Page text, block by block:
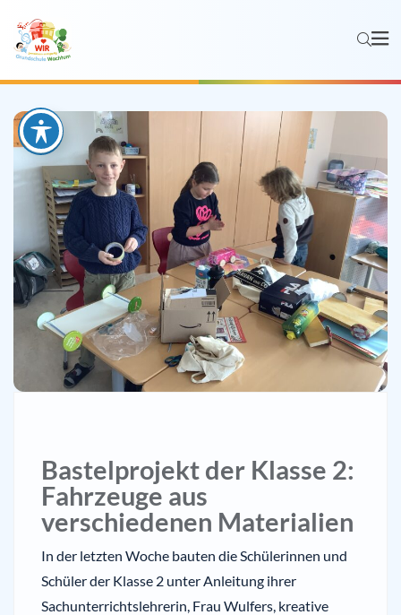
Bastelprojekt der Klasse 2:
Fahrzeuge aus
verschiedenen Materialien
In der letzten Woche bauten die Schülerinnen und
Schüler der Klasse 2 unter Anleitung ihrer
Sachunterrichtslehrerin, Frau Wulfers, kreative